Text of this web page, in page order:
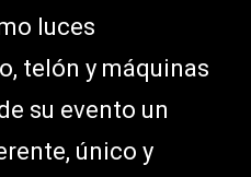
luces
telón y máquinas
su evento un
único y